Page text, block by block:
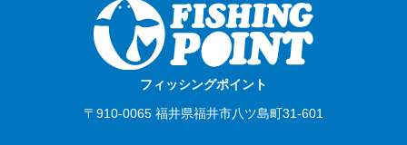
フィッシングポイント
〒910-0065 福井県福井市八ツ島町31-601